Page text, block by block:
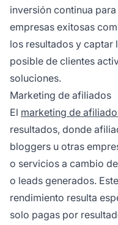
inversión continua
empresas exitosas
los resultados y captar
posible de clientes
soluciones.
Marketing de afiliados
El marketing de
resultados, donde
bloggers u otras
o servicios a cambio
o leads generados.
rendimiento resulta
solo pagas por